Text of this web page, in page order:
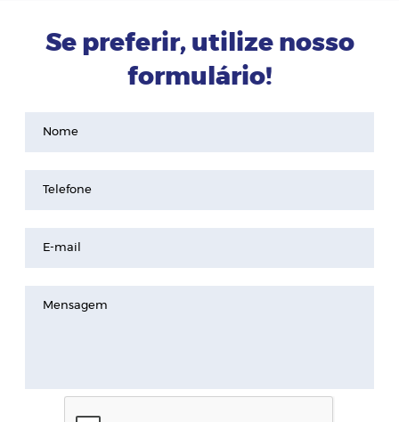
Se preferir, utilize nosso
formulário!
Nome
Telefone
E-mail
Mensagem